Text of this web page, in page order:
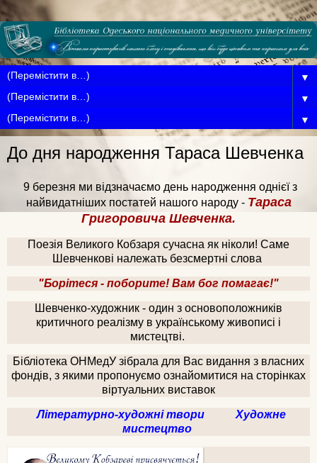
▼
▼
▼
До дня народження Тараса Шевченка
9 березня ми відзначаємо день народження однієї з
найвидатніших постатей нашого народу - Тараса
Григоровича Шевченка.
Поезія Великого Кобзаря сучасна як ніколи! Саме
Шевченкові належать безсмертні слова
"Борітеся - поборите! Вам бог помагає!"
Шевченко-художник - один з основоположників
критичного реалізму в українському живописі і
мистецтві.
Бібліотека ОНМедУ зібрала для Вас видання з власних
фондів, з якими пропонуємо ознайомитися на сторінках
віртуальних виставок
Літературно-художні твори
Художне
мистецтво